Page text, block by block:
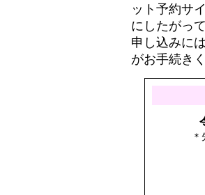
ット予約サ
にしたがっ
申し込みに
がお手続き